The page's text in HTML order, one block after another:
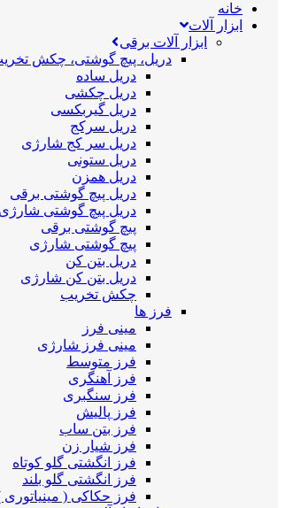
خانه
ابزار آلات
ابزار آلات برقی
دریل، پیچ گوشتی، چکش
دریل ساده
دریل چکشی
دریل گیربکسی
دریل سرکج
دریل سر کج شارژی
دریل ستونی
دریل همزن
دریل پیچ گوشتی برقی
دریل پیچ گوشتی شارژی
پیچ گوشتی برقی
پیچ گوشتی شارژی
دریل بتن کن
دریل بتن کن شارژی
چکش تخریب
فرز ها
مینی فرز
مینی فرز شارژی
فرز متوسط
فرز آهنگری
فرز سنگبری
فرز پالیش
فرز بتن ساب
فرز شیار زن
فرز انگشتی گلو کوتاه
فرز انگشتی گلو بلند
فرز حکاکی ( مینیاتوری